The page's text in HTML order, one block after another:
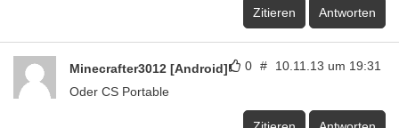
Zitieren Antworten
0 # 10.11.13 um 19:31
Minecrafter3012 [Android]
Oder CS Portable